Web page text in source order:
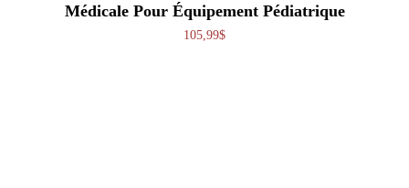
Médicale Pour Équipement Pédiatrique
105,99$